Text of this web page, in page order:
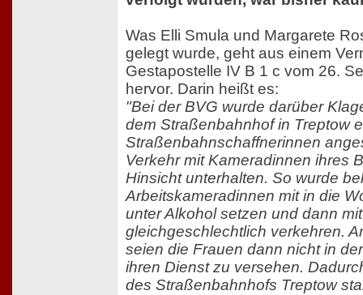
Was Elli Smula und Margarete
gelegt wurde, geht aus einem
Gestapostelle IV B 1 c vom 26.
hervor. Darin heißt es:
"Bei der BVG wurde darüber
dem Straßenbahnhof in Treptow
Straßenbahnschaffnerinnen
Verkehr mit Kameradinnen ihres
Hinsicht unterhalten. So wurde
Arbeitskameradinnen mit in die
unter Alkohol setzen und dann
gleichgeschlechtlich verkehren.
seien die Frauen dann nicht in
ihren Dienst zu versehen.
des Straßenbahnhofs Treptow